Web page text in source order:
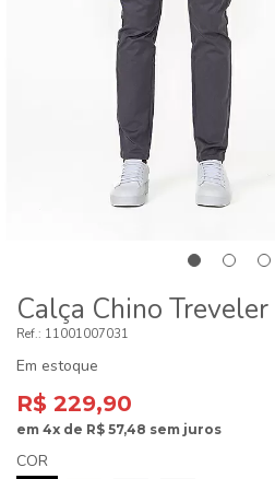
Calça Chino Treveler
11001007031
Em estoque
R$ 229,90
em 4x de R$ 57,48 sem juros
COR